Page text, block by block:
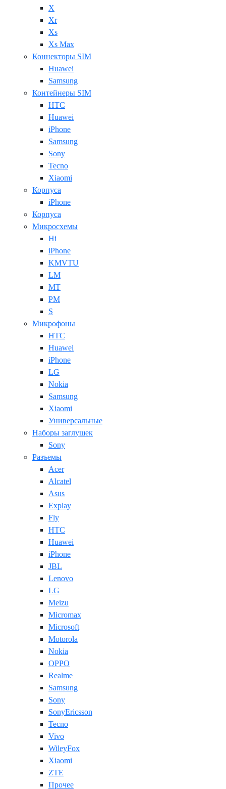
X
Xr
Xs
Xs Max
Коннекторы SIM
Huawei
Samsung
Контейнеры SIM
HTC
Huawei
iPhone
Samsung
Sony
Tecno
Xiaomi
Корпуса
iPhone
Корпуса
Микросхемы
Hi
iPhone
KMVTU
LM
MT
PM
S
Микрофоны
HTC
Huawei
iPhone
LG
Nokia
Samsung
Xiaomi
Универсальные
Наборы заглушек
Sony
Разъемы
Acer
Alcatel
Asus
Explay
Fly
HTC
Huawei
iPhone
JBL
Lenovo
LG
Meizu
Micromax
Microsoft
Motorola
Nokia
OPPO
Realme
Samsung
Sony
SonyEricsson
Tecno
Vivo
WileyFox
Xiaomi
ZTE
Прочее